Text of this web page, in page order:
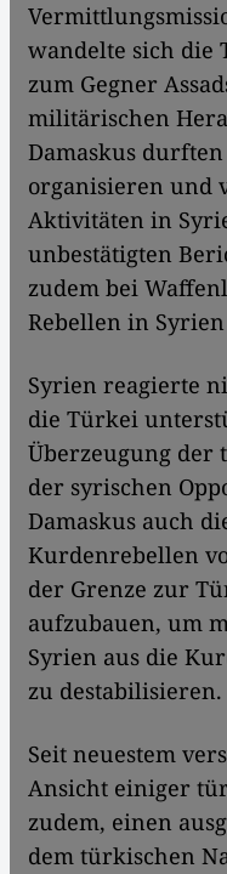
wandelte sich die
zum Gegner
militärischen
Damaskus
organisieren und
Aktivitäten in
unbestätigten
zudem bei
Rebellen in
Syrien reagierte
die Türkei
Überzeugung der
der syrischen
Damaskus auch
Kurdenrebellen
der Grenze zur
aufzubauen, um
Syrien aus die
zu destabilisieren.
Seit neuestem
Ansicht einiger
zudem, einen
dem türkischen